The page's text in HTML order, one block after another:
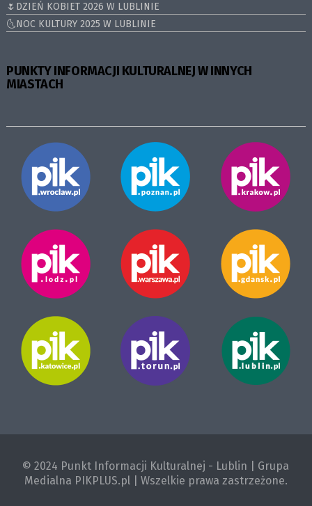
🌷DZIEŃ KOBIET 2026 W LUBLINIE
🌜NOC KULTURY 2025 W LUBLINIE
PUNKTY INFORMACJI KULTURALNEJ W INNYCH
MIASTACH
© 2024 Punkt Informacji Kulturalnej - Lublin | Grupa
Medialna PIKPLUS.pl | Wszelkie prawa zastrzeżone.